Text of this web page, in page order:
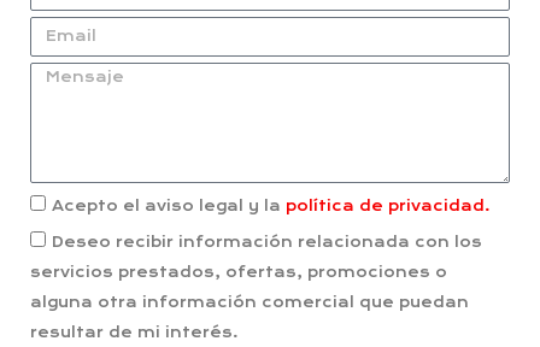
Acepto el aviso legal y la política de privacidad.
Deseo recibir información relacionada con los
servicios prestados, ofertas, promociones o
alguna otra información comercial que puedan
resultar de mi interés.